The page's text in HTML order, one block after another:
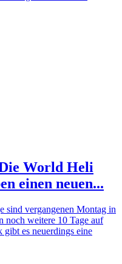
World Heli
einen neuen...
sind vergangenen Montag in
noch weitere 10 Tage auf
es neuerdings eine